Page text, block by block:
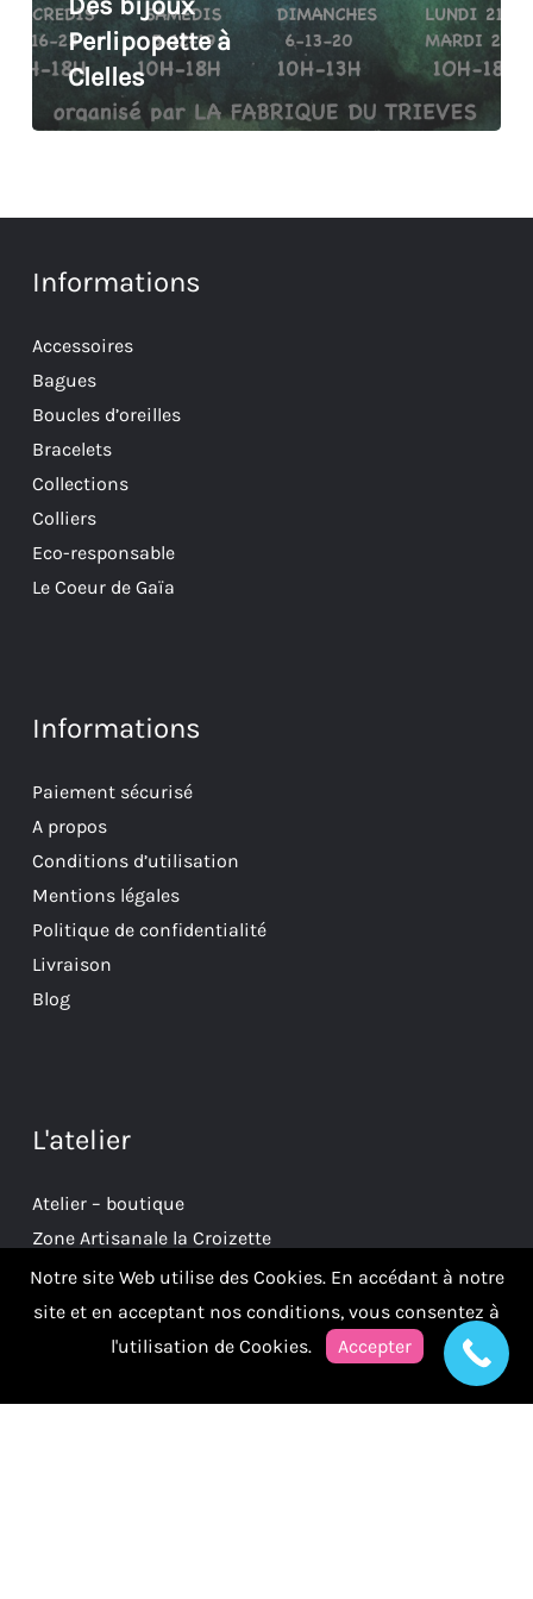
Perlipopette à
Clelles
Informations
Accessoires
Bagues
Boucles d’oreilles
Bracelets
Collections
Colliers
Eco-responsable
Le Coeur de Gaïa
Informations
Paiement sécurisé
A propos
Conditions d’utilisation
Mentions légales
Politique de confidentialité
Livraison
Blog
L'atelier
Atelier – boutique
Zone Artisanale la Croizette
38930 Clelles
Notre site Web utilise des Cookies. En accédant à notre
site et en acceptant nos conditions, vous consentez à
l'utilisation de Cookies.
Accepter